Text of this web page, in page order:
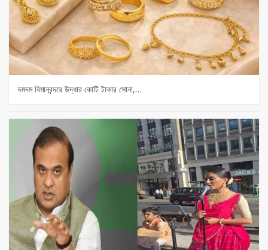
দমদম বিমানবন্দরে উদ্ধার কোটি টাকার সোনা,…